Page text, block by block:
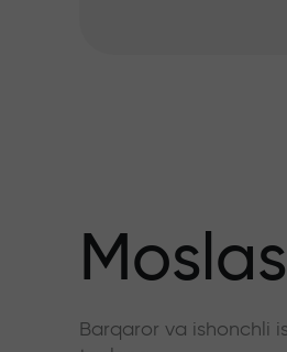
Barqaror va ishonchli